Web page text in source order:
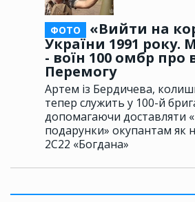
ФОТО
«Вийти на
України 1991 року.
- воїн 100 омбр про
Перемогу
Артем із Бердичева,
тепер служить у 100-й
допомагаючи доставляти
подарунки» окупантам як
2С22 «Богдана»